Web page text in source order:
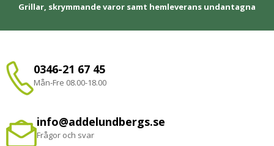
Grillar, skrymmande varor samt hemleverans undantagna
0346-21 67 45
Mån-Fre 08.00-18.00
info@addelundbergs.se
Frågor och svar